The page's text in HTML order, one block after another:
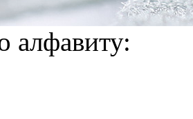
алфавиту: